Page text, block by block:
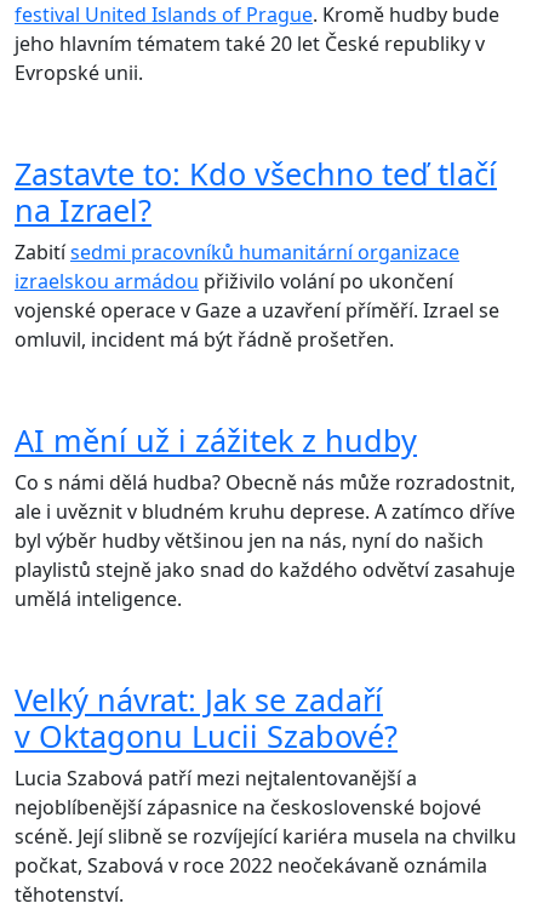
festival United Islands of Prague. Kromě hudby bude
jeho hlavním tématem také 20 let České republiky v
Evropské unii.
Zastavte to: Kdo všechno teď tlačí
na Izrael?
Zabitísedmi pracovníků humanitární organizace
izraelskou armádou přiživilo volání po ukončení
vojenské operace v Gaze a uzavření příměří. Izrael se
omluvil, incident má být řádně prošetřen.
AI mění už i zážitek z hudby
Co s námi dělá hudba? Obecně nás může rozradostnit,
ale i uvěznit v bludném kruhu deprese. A zatímco dříve
byl výběr hudby většinou jen na nás, nyní do našich
playlistů stejně jako snad do každého odvětví zasahuje
umělá inteligence.
Velký návrat: Jak se zadaří
v Oktagonu Lucii Szabové?
Lucia Szabová patří mezi nejtalentovanější a
nejoblíbenější zápasnice na československé bojové
scéně. Její slibně se rozvíjející kariéra musela na chvilku
počkat, Szabová v roce 2022 neočekávaně oznámila
těhotenství.